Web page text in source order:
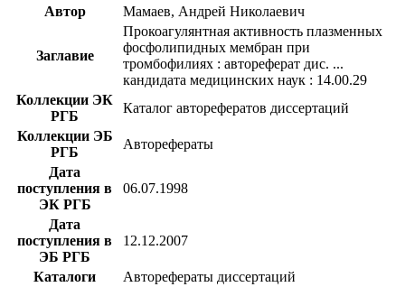
Автор Мамаев, Андрей Николаевич
Заглавие
Прокоагулянтная активность плазменных
фосфолипидных мембран при
тромбофилиях : автореферат дис. ...
кандидата медицинских наук : 14.00.29
Коллекции ЭК
РГБ
Каталог авторефератов диссертаций
Коллекции ЭБ
РГБ
Авторефераты
Дата
поступления в
ЭК РГБ
06.07.1998
Дата
поступления в
ЭБ РГБ
12.12.2007
Каталоги
Авторефераты диссертаций